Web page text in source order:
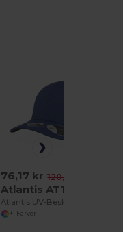
76,17 kr 120,26 kr
Atlantis AT177
+1 Farver